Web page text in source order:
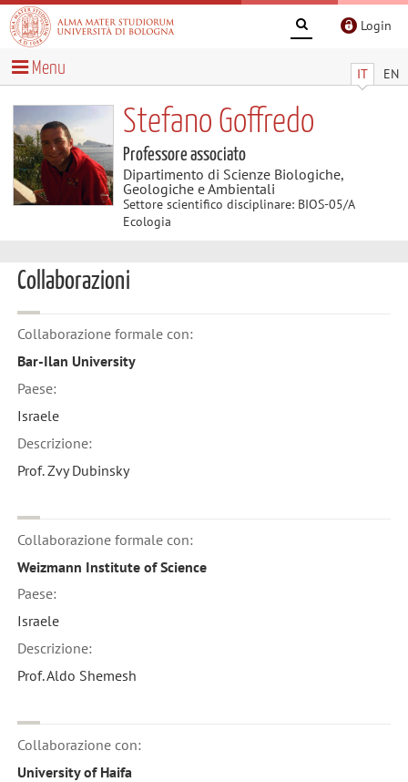
Login
IT EN
Menu
Stefano Goffredo
Professore associato
Dipartimento di Scienze Biologiche,
Geologiche e Ambientali
Settore scientifico disciplinare: BIOS-05/A
Ecologia
Collaborazioni
Collaborazione formale con:
Bar-Ilan University
Paese:
Israele
Descrizione:
Prof. Zvy Dubinsky
Collaborazione formale con:
Weizmann Institute of Science
Paese:
Israele
Descrizione:
Prof. Aldo Shemesh
Collaborazione con:
University of Haifa